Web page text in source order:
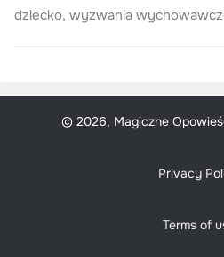
dziecko, wyzwania
© 2026, Magiczne
Privacy
Terms of